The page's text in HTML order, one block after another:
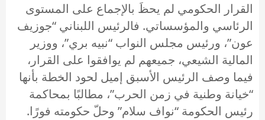
القرار الحكومي لم يحظَ بالإجماع على المستوى
الرئاسي والمؤسساتي. فالرئيس اللبناني “جوزيف
عون”، ورئيس مجلس النواب “نبيه بري”، ووزير
المالية الشيعي، جميعهم لم يوافقوا على القرار،
فيما وصف الرئيس الأسبق إميل لحود الخطة بأنها
“خيانة وطنية في زمن الحرب”، مطالبًا بمحاكمة
رئيس الحكومة “نواف سلام” وحلّ حكومته فورًا.